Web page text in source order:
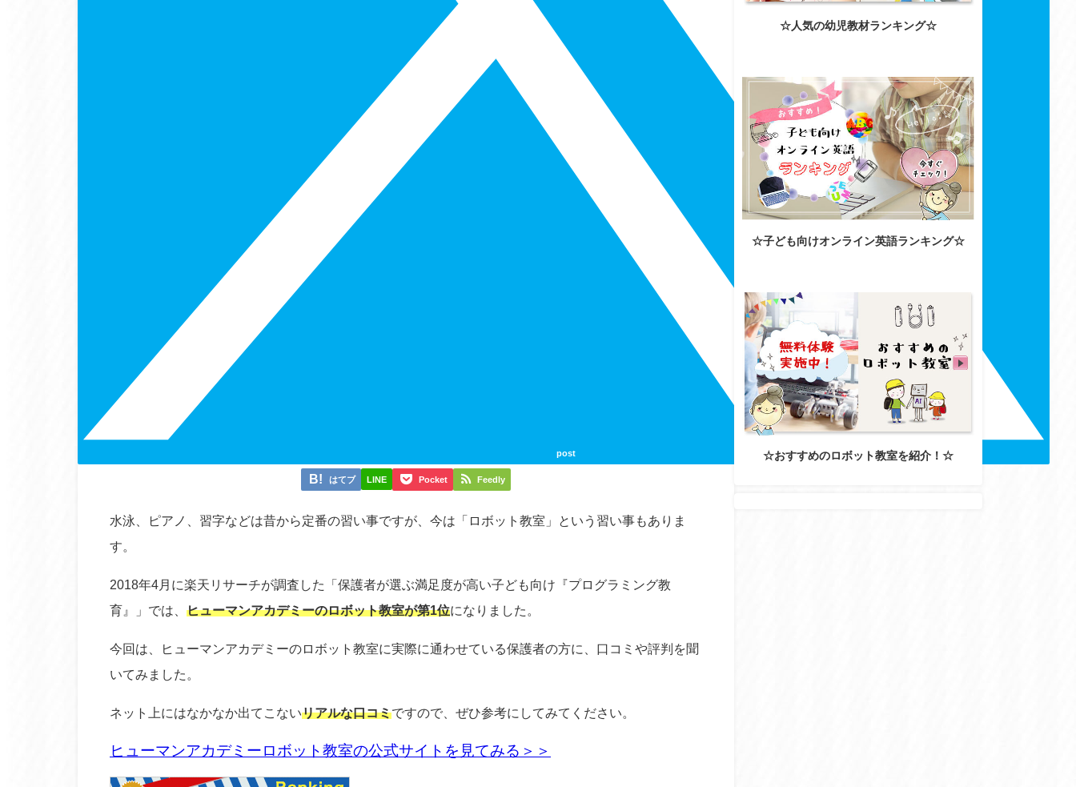
post
はてブ LINE Pocket Feedly
水泳、ピアノ、習字などは昔から定番の習い事ですが、今は「ロボット教室」という習い事もありま
す。
2018年4月に楽天リサーチが調査した「保護者が選ぶ満足度が高い子ども向け『プログラミング教
育』」では、 ヒューマンアカデミーのロボット教室が第1位になりました。
今回は、ヒューマンアカデミーのロボット教室に実際に通わせている保護者の方に、口コミや評判を聞
いてみました。
ネット上にはなかなか出てこないリアルな口コミですので、ぜひ参考にしてみてください。
ヒューマンアカデミーロボット教室の公式サイトを見てみる＞＞
☆人気の幼児教材ランキング☆
☆子ども向けオンライン英語ランキング☆
☆おすすめのロボット教室を紹介！☆